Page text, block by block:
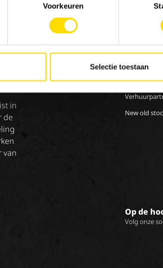
Voorkeuren
Selectie toestaan
in
de
van
Onze
Special
Eco
LX Used
New old
Op de
Volg onze